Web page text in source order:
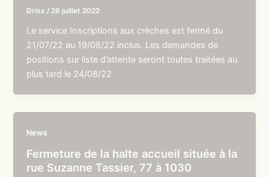
Driss / 26 juillet 2022
Le service Inscriptions aux crèches est fermé du
21/07/22 au 19/08/22 inclus. Les demandes de
positions sur liste d’attente seront toutes traitées au
plus tard le 24/08/22
News
Fermeture de la halte accueil située à la
rue Suzanne Tassier, 77 à 1030